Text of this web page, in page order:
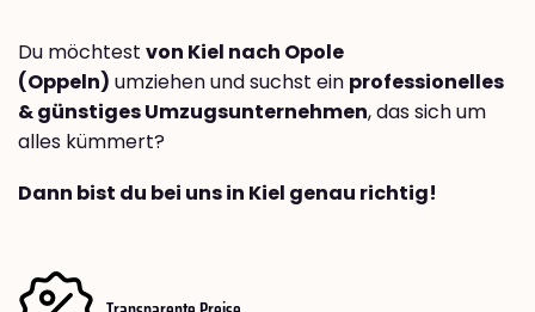
Du möchtest von Kiel nach Opole
(Oppeln) umziehen und suchst ein professionelles
& günstiges Umzugsunternehmen, das sich um
alles kümmert?
Dann bist du bei uns in Kiel genau richtig!